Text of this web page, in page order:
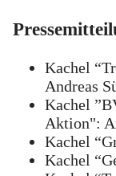
Kachel
Andreas
Kachel
Aktion":
Kachel
Kachel